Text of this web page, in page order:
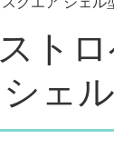
ト
ェ